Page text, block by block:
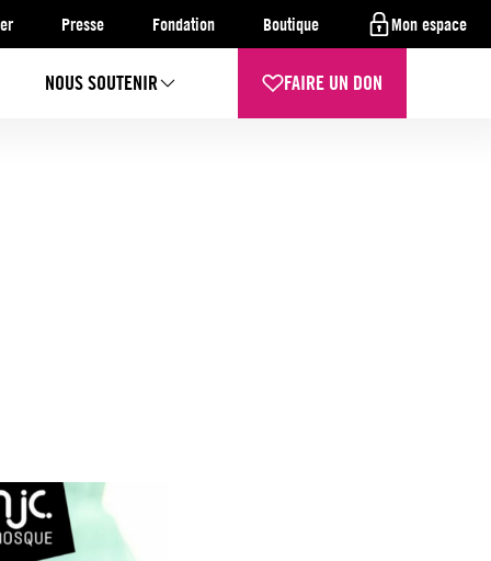
Presse Fondation Boutique Mon espace
NOUS SOUTENIR FAIRE UN DON